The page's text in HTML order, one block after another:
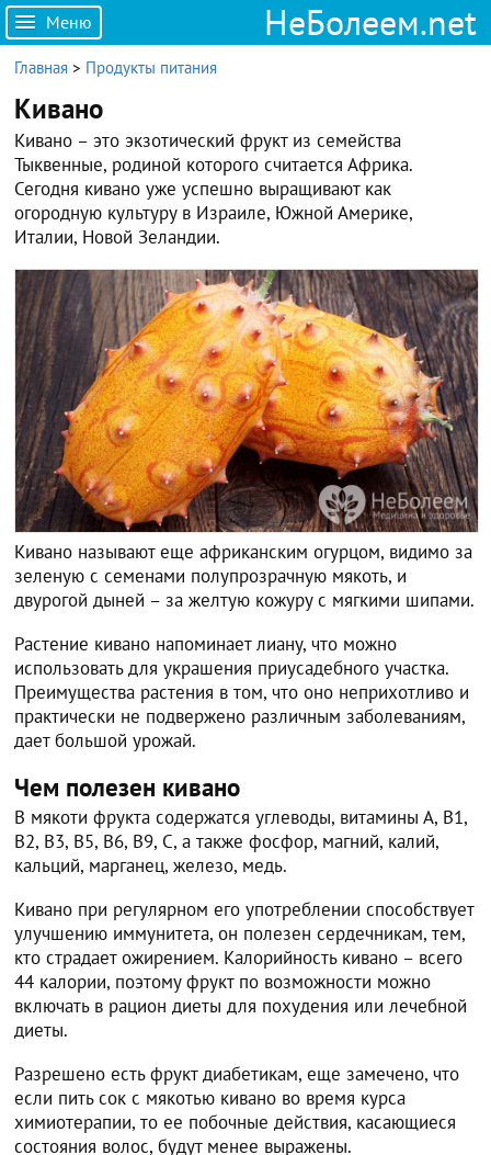
Меню НеБолеем.net
Главная > Продукты питания
Кивано
Кивано – это экзотический фрукт из семейства
Тыквенные, родиной которого считается Африка.
Сегодня кивано уже успешно выращивают как
огородную культуру в Израиле, Южной Америке,
Италии, Новой Зеландии.
Кивано называют еще африканским огурцом, видимо за
зеленую с семенами полупрозрачную мякоть, и
двурогой дыней – за желтую кожуру с мягкими шипами.
Растение кивано напоминает лиану, что можно
использовать для украшения приусадебного участка.
Преимущества растения в том, что оно неприхотливо и
практически не подвержено различным заболеваниям,
дает большой урожай.
Чем полезен кивано
В мякоти фрукта содержатся углеводы, витамины А, В1,
В2, В3, В5, В6, В9, С, а также фосфор, магний, калий,
кальций, марганец, железо, медь.
Кивано при регулярном его употреблении способствует
улучшению иммунитета, он полезен сердечникам, тем,
кто страдает ожирением. Калорийность кивано – всего
44 калории, поэтому фрукт по возможности можно
включать в рацион диеты для похудения или лечебной
диеты.
Разрешено есть фрукт диабетикам, еще замечено, что
если пить сок с мякотью кивано во время курса
химиотерапии, то ее побочные действия, касающиеся
состояния волос, будут менее выражены.